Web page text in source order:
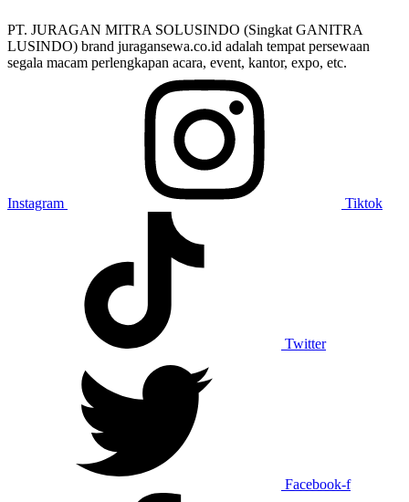
PT. JURAGAN MITRA SOLUSINDO (Singkat GANITRA
LUSINDO) brand juragansewa.co.id adalah tempat persewaan
segala macam perlengkapan acara, event, kantor, expo, etc.
Instagram Tiktok
Twitter
Facebook-f